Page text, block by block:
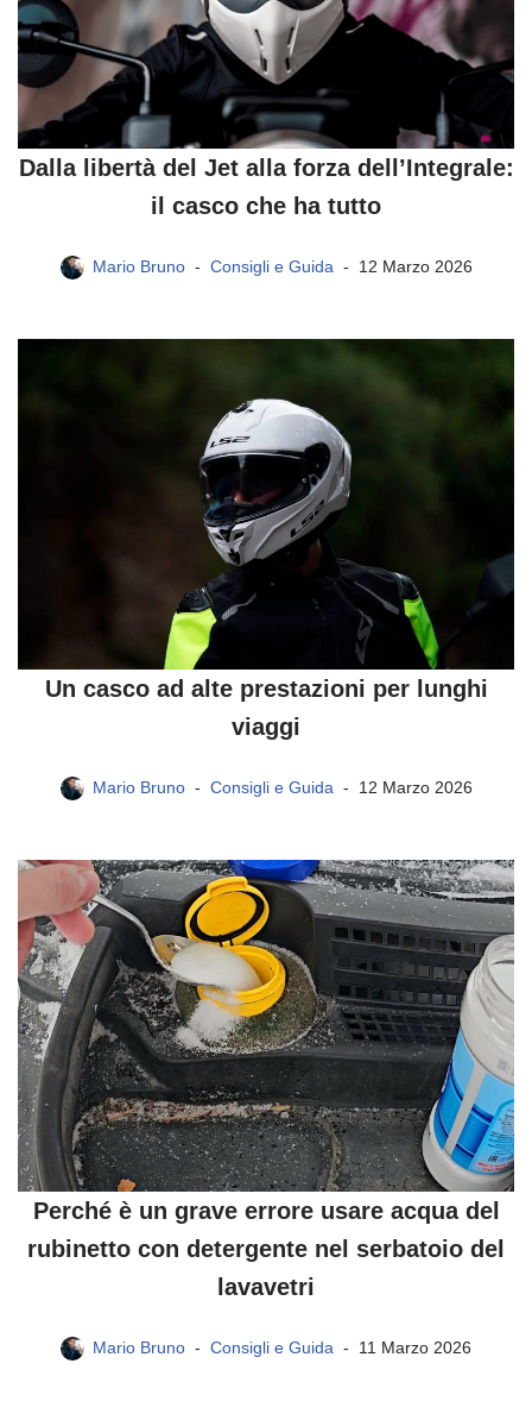
Dalla libertà del Jet alla forza dell’Integrale:
il casco che ha tutto
Mario Bruno Consigli e Guida 12 Marzo 2026
Un casco ad alte prestazioni per lunghi
viaggi
Mario Bruno Consigli e Guida 12 Marzo 2026
Perché è un grave errore usare acqua del
rubinetto con detergente nel serbatoio del
lavavetri
Mario Bruno Consigli e Guida 11 Marzo 2026